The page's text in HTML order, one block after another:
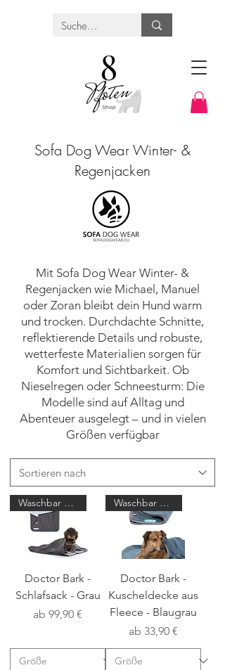
Sofa Dog Wear Winter- &
Regenjacken
Mit Sofa Dog Wear Winter- &
Regenjacken wie Michael, Manuel
oder Zoran bleibt dein Hund warm
und trocken. Durchdachte Schnitte,
reflektierende Details und robuste,
wetterfeste Materialien sorgen für
Komfort und Sichtbarkeit. Ob
Nieselregen oder Schneesturm: Die
Modelle sind auf Alltag und
Abenteuer ausgelegt – und in vielen
Größen verfügbar
Waschbar bei 95°C
Doctor Bark -
Schlafsack - Grau
ab 99,90 €
Sale-Preis
Waschbar bei 95°C
Doctor Bark -
Kuscheldecke aus
Fleece - Blaugrau
ab 33,90 €
Sale-Preis